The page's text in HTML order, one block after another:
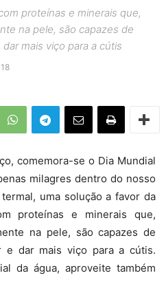
proteínas e minerais que,
na pele, são capazes de
mais viço para a cútis
comemora-se o Dia Mundial
milagres dentro do nosso
uma solução a favor da
proteínas e minerais que,
na pele, são capazes de
e dar mais viço para a cútis.
da água, aproveite também